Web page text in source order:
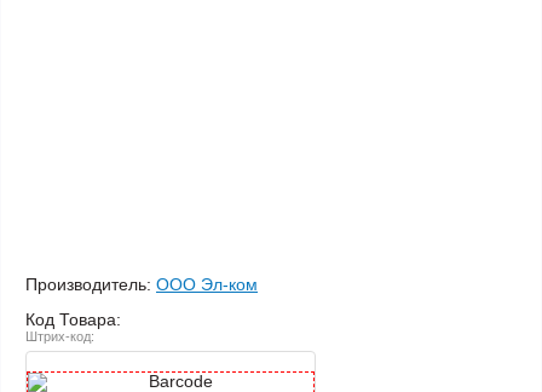
Производитель: ООО Эл-ком
Код Товара:
Штрих-код: